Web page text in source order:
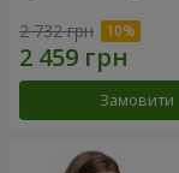
2 732 грн
Замовити